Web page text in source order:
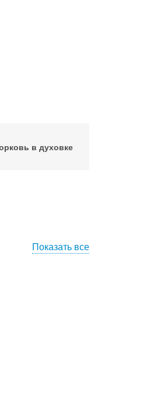
в духовке
Показать все